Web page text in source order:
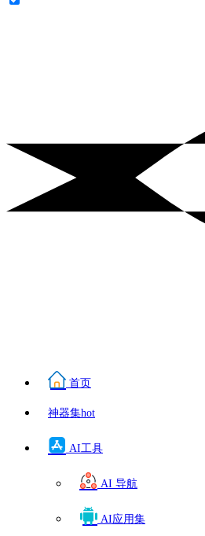
首页
神器集hot
AI工具
AI 导航
AI应用集